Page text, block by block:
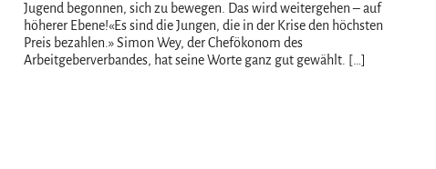
Jugend begonnen, sich zu bewegen. Das wird weitergehen – auf
höherer Ebene!«Es sind die Jungen, die in der Krise den höchsten
Preis bezahlen.» Simon Wey, der Chefökonom des
Arbeitgeberverbandes, hat seine Worte ganz gut gewählt. […]